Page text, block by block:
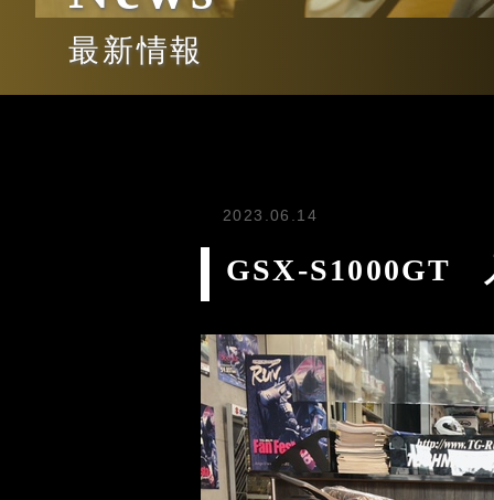
最新情報
2023.06.14
GSX-S1000GT